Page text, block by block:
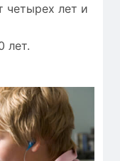
четырех лет и
лет.